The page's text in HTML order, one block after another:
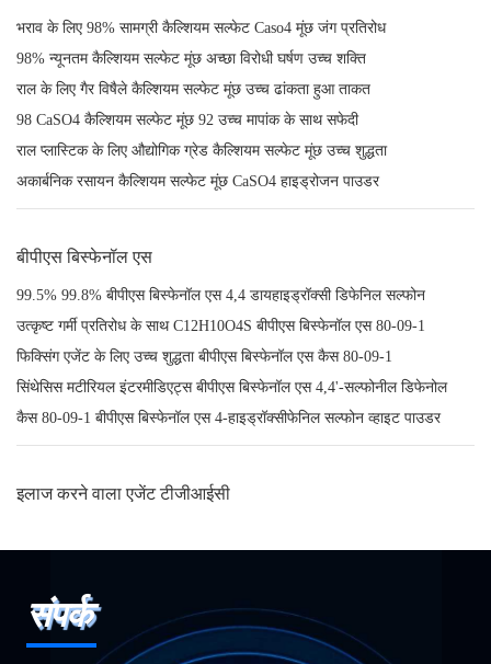
भराव के लिए 98% सामग्री कैल्शियम सल्फेट Caso4 मूंछ जंग प्रतिरोध
98% न्यूनतम कैल्शियम सल्फेट मूंछ अच्छा विरोधी घर्षण उच्च शक्ति
राल के लिए गैर विषैले कैल्शियम सल्फेट मूंछ उच्च ढांकता हुआ ताकत
98 CaSO4 कैल्शियम सल्फेट मूंछ 92 उच्च मापांक के साथ सफेदी
राल प्लास्टिक के लिए औद्योगिक ग्रेड कैल्शियम सल्फेट मूंछ उच्च शुद्धता
अकार्बनिक रसायन कैल्शियम सल्फेट मूंछ CaSO4 हाइड्रोजन पाउडर
बीपीएस बिस्फेनॉल एस
99.5% 99.8% बीपीएस बिस्फेनॉल एस 4,4 डायहाइड्रॉक्सी डिफेनिल सल्फोन
उत्कृष्ट गर्मी प्रतिरोध के साथ C12H10O4S बीपीएस बिस्फेनॉल एस 80-09-1
फिक्सिंग एजेंट के लिए उच्च शुद्धता बीपीएस बिस्फेनॉल एस कैस 80-09-1
सिंथेसिस मटीरियल इंटरमीडिएट्स बीपीएस बिस्फेनॉल एस 4,4'-सल्फोनील डिफेनोल
कैस 80-09-1 बीपीएस बिस्फेनॉल एस 4-हाइड्रॉक्सीफेनिल सल्फोन व्हाइट पाउडर
इलाज करने वाला एजेंट टीजीआईसी
संपर्क